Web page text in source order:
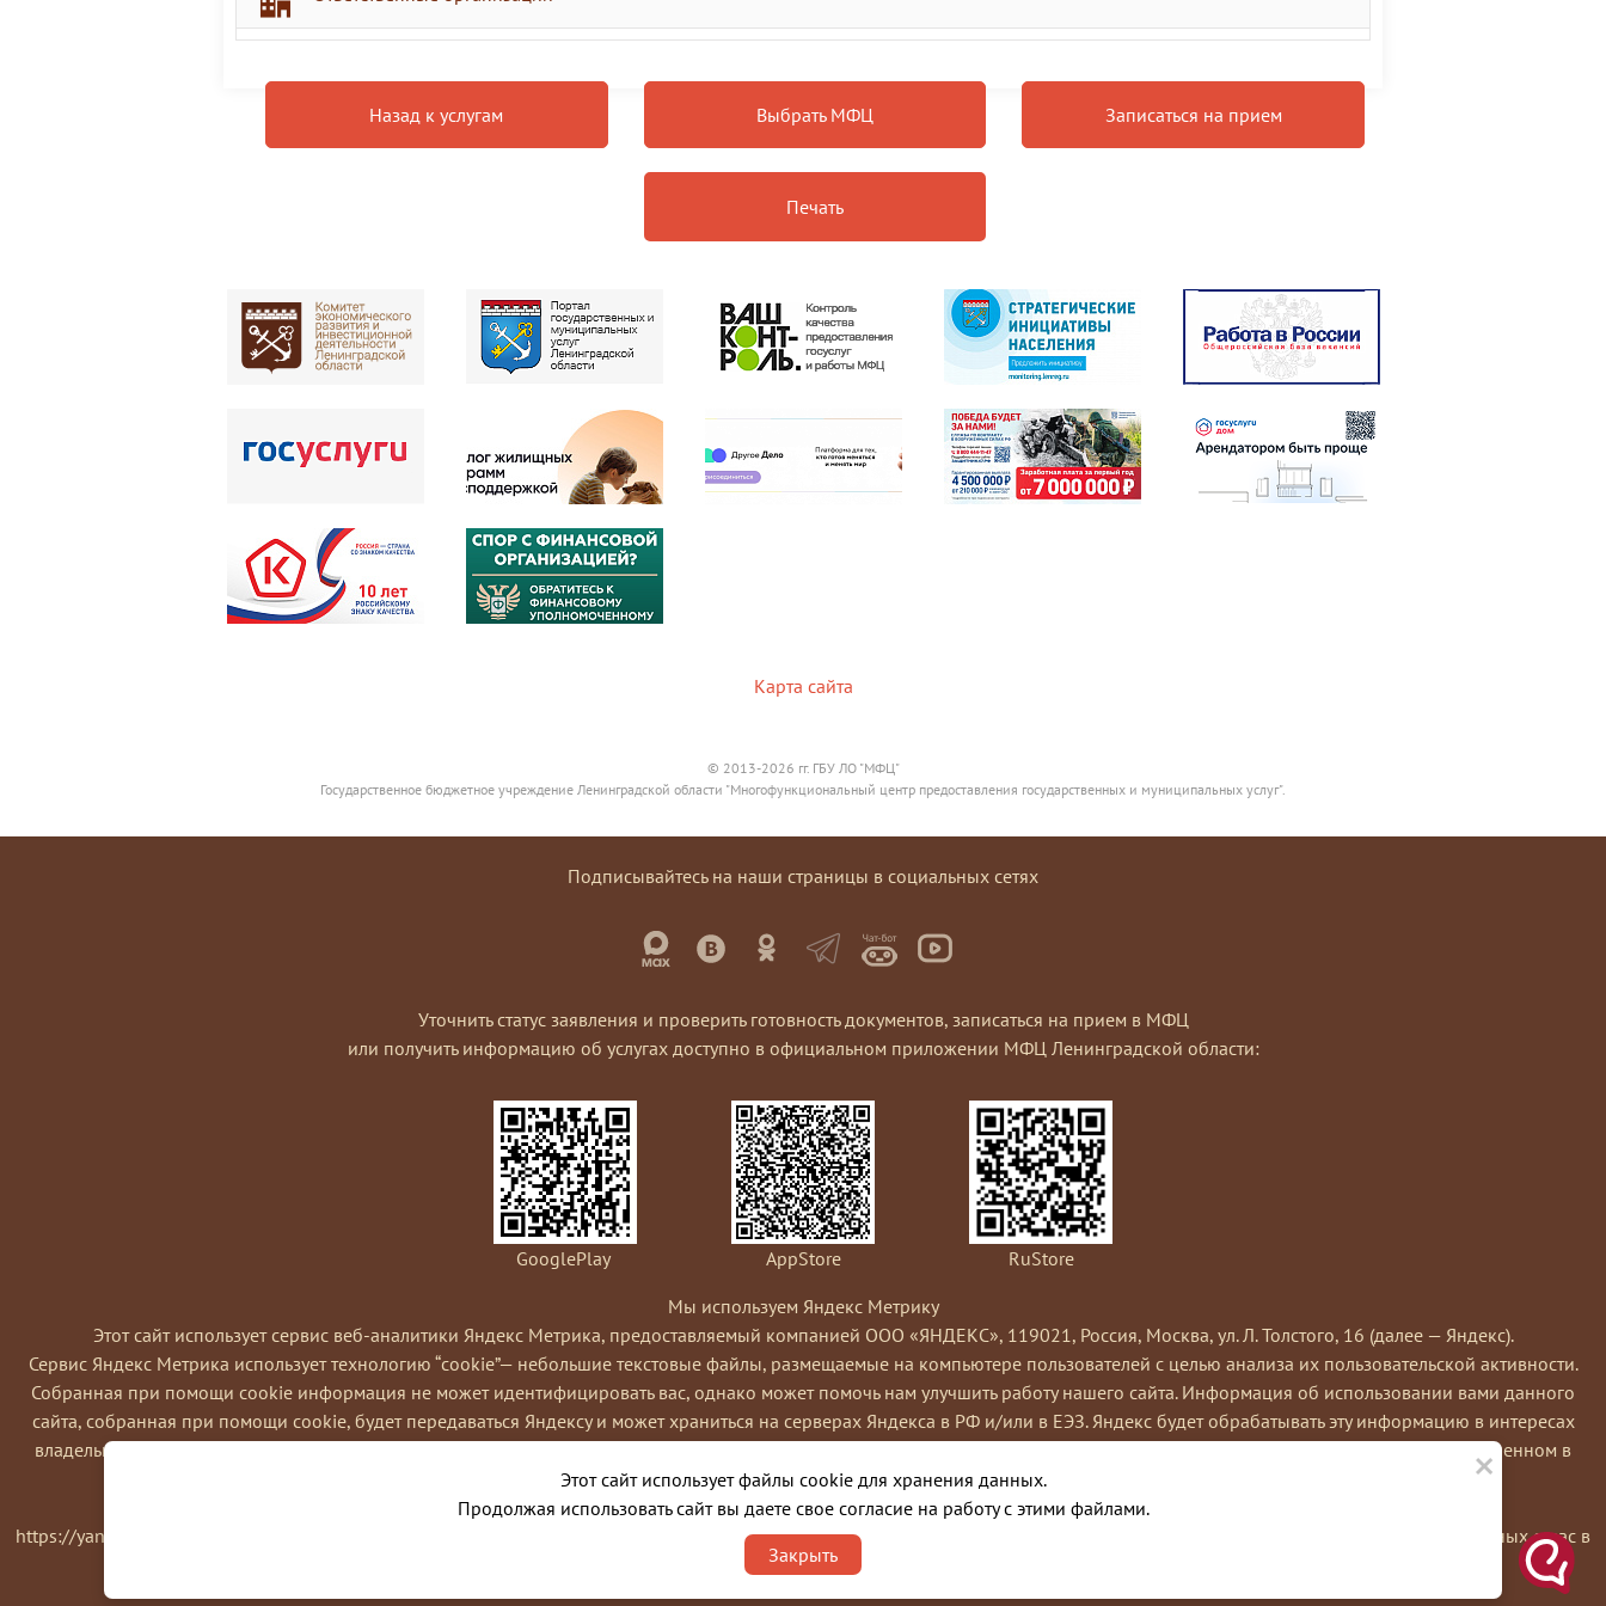
×
Этот сайт использует файлы cookie для хранения данных.
Продолжая использовать сайт вы даете свое согласие на работу с этими файлами.
Закрыть
Назад к услугам Выбрать МФЦ Записаться на прием
Печать
Карта сайта
© 2013-2026 гг. ГБУ ЛО "МФЦ"
Государственное бюджетное учреждение Ленинградской области "Многофункциональный центр предоставления государственных и муниципальных услуг".
Подписывайтесь на наши страницы в социальных сетях
Уточнить статус заявления и проверить готовность документов, записаться на прием в МФЦ
или получить информацию об услугах доступно в официальном приложении МФЦ Ленинградской области:
GooglePlay AppStore
RuStore
Мы используем Яндекс Метрику
Этот сайт использует сервис веб-аналитики Яндекс Метрика, предоставляемый компанией ООО «ЯНДЕКС», 119021, Россия, Москва, ул. Л. Толстого, 16 (далее — Яндекс).
Сервис Яндекс Метрика использует технологию “cookie”— небольшие текстовые файлы, размещаемые на компьютере пользователей с целью анализа их пользовательской активности.
Coбранная при помощи cookie информация не может идентифицировать вас, однако может помочь нам улучшить работу нашего сайта. Информация об использовании вами данного
сайта, собранная при помощи cookie, будет передаваться Яндексу и может храниться на серверах Яндекса в РФ и/или в ЕЭЗ. Яндекс будет обрабатывать эту информацию в интересах
владельца сайта, в частности, для оценки использования вами сайта, составления отчетов об активности на сайте. Яндекс обрабатывает эту информацию в порядке, установленном в
Условиях использования сервиса Яндекс Метрика.
Вы можете отказаться от использования cookies, выбрав соответствующие настройки в браузере. Также вы можете использовать инструмент —
https://yandex.ru/support/metrika/general/opt-out.html Однако это может повлиять на работу некоторых функций сайта. Используя этот сайт, вы соглашаетесь на обработку данных о вас в
порядке и целях, указанных выше.